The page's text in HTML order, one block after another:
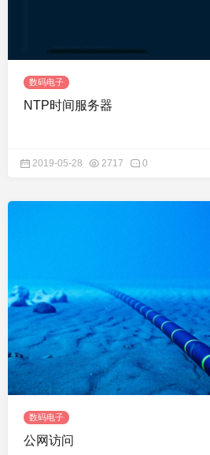
数码电子
NTP时间服务器
2019-05-28 2717 0
数码电子
公网访问